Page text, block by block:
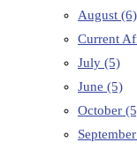
August (6)
Current
July (5)
June (5)
October
September